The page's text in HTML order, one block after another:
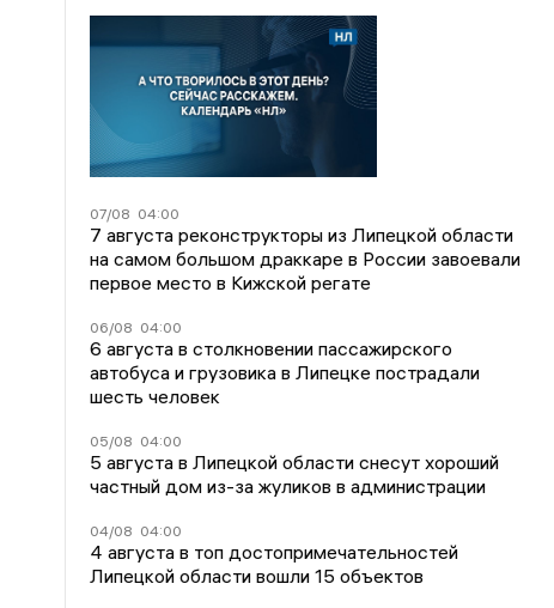
07/08 04:00
7 августа реконструкторы из Липецкой области
на самом большом драккаре в России завоевали
первое место в Кижской регате
06/08 04:00
6 августа в столкновении пассажирского
автобуса и грузовика в Липецке пострадали
шесть человек
05/08 04:00
5 августа в Липецкой области снесут хороший
частный дом из-за жуликов в администрации
04/08 04:00
4 августа в топ достопримечательностей
Липецкой области вошли 15 объектов